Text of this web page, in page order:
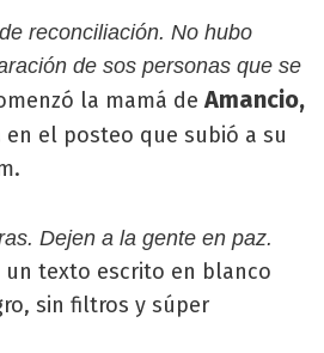
reconciliación. No hubo
de sos personas que se
la mamá deAmancio,
en el posteo que subió a su
Dejen a la gente en paz.
un texto escrito en blanco
sin filtros y súper